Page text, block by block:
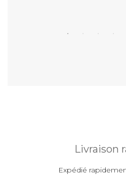
Livraison
Expédié